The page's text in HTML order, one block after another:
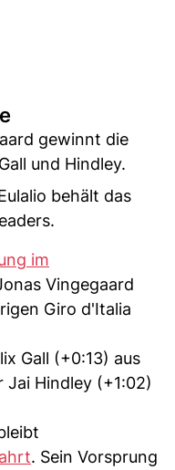
gewinnt die
und Hindley.
behält das
im
Vingegaard
Giro d'Italia
Gall (+0:13) aus
Jai Hindley (+1:02)
. Sein Vorsprung